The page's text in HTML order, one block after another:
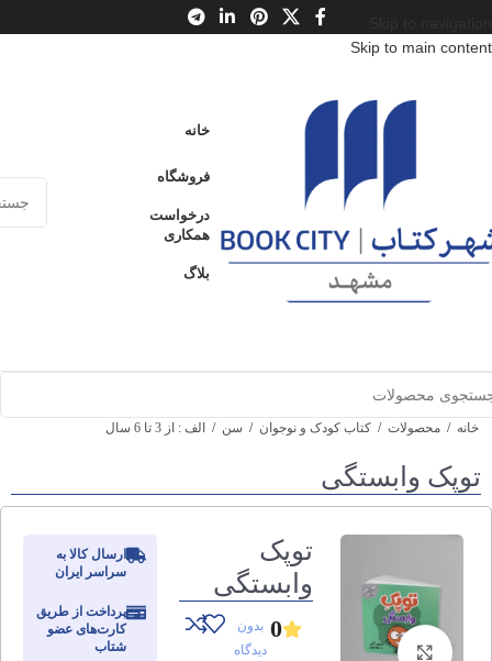
Skip to main content
خانه
فروشگاه
درخواست
همکاری
بلاگ
خانه / محصولات / کتاب کودک و نوجوان / سن / الف : از 3 تا 6 سال
توپک وابستگی
برای بزرگنمایی کلیک کنید
توپک
وابستگی
0 بدون
دیدگاه
ارسال کالا به
سراسر ایران
پرداخت از طریق
کارت‌های عضو
شتاب